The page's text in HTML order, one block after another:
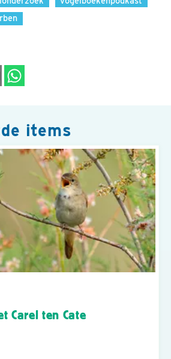
items
Carel ten Cate